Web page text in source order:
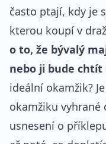
často ptají, kdy je
kterou koupí v
o to, že bývalý
nebo ji bude chtít
ideální okamžik?
okamžiku vyhrané
usnesení o